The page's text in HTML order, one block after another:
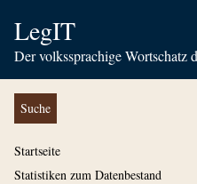
LegIT
Der volkssprachige Wortschatz
Suche
Startseite
Statistiken zum Datenbestand